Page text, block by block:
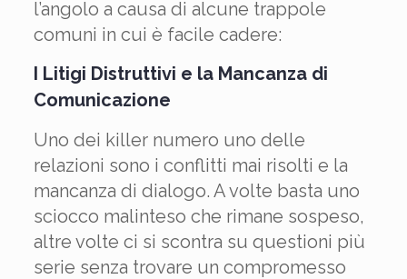
l’angolo a causa di alcune trappole
comuni in cui è facile cadere:
I Litigi Distruttivi e la Mancanza di
Comunicazione
Uno dei killer numero uno delle
relazioni sono i conflitti mai risolti e la
mancanza di dialogo. A volte basta uno
sciocco malinteso che rimane sospeso,
altre volte ci si scontra su questioni più
serie senza trovare un compromesso